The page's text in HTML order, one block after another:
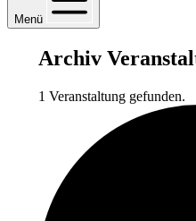
Menü
Archiv
1 Veranstaltung gefunden.